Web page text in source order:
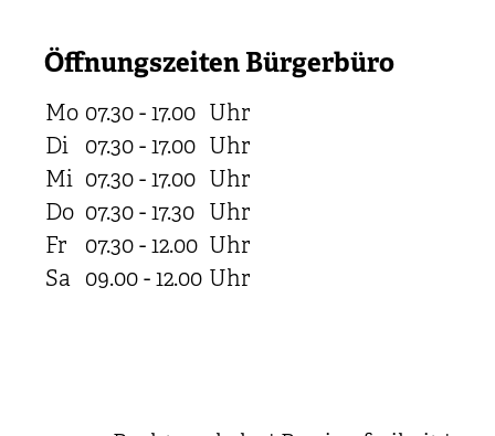
Öffnungszeiten Bürgerbüro
Mo 07.30 - 17.00 Uhr
Di
07.30 - 17.00 Uhr
Mi 07.30 - 17.00 Uhr
Do 07.30 - 17.30 Uhr
Fr
07.30 - 12.00 Uhr
Sa 09.00 - 12.00 Uhr